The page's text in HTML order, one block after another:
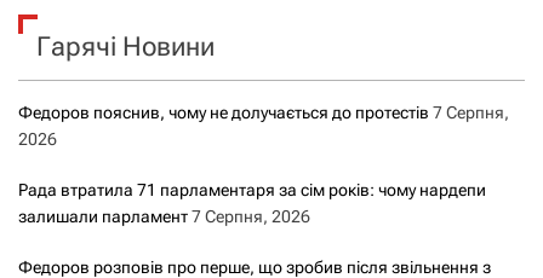
к
Гарячі Новини
Федоров пояснив, чому не долучається до протестів 7 Серпня,
2026
Рада втратила 71 парламентаря за сім років: чому нардепи
залишали парламент7 Серпня, 2026
Федоров розповів про перше, що зробив після звільнення з